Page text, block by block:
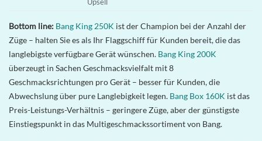
Upsell
Bottom line: Bang King 250K ist der Champion bei der Anzahl der
Züge – halten Sie es als Ihr Flaggschiff für Kunden bereit, die das
langlebigste verfügbare Gerät wünschen. Bang King 200K
überzeugt in Sachen Geschmacksvielfalt mit 8
Geschmacksrichtungen pro Gerät – besser für Kunden, die
Abwechslung über pure Langlebigkeit legen. Bang Box 160K ist das
Preis-Leistungs-Verhältnis – geringere Züge, aber der günstigste
Einstiegspunkt in das Multigeschmackssortiment von Bang.